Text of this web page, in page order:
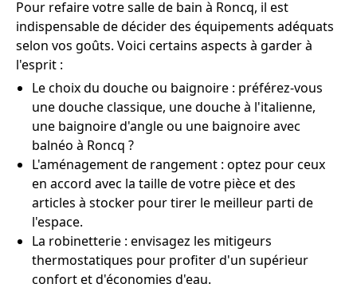
Pour refaire votre salle de bain à Roncq, il est
indispensable de décider des équipements adéquats
selon vos goûts. Voici certains aspects à garder à
l'esprit :
Le choix du douche ou baignoire : préférez-vous
une douche classique, une douche à l'italienne,
une baignoire d'angle ou une baignoire avec
balnéo à Roncq ?
L'aménagement de rangement : optez pour ceux
en accord avec la taille de votre pièce et des
articles à stocker pour tirer le meilleur parti de
l'espace.
La robinetterie : envisagez les mitigeurs
thermostatiques pour profiter d'un supérieur
confort et d'économies d'eau.